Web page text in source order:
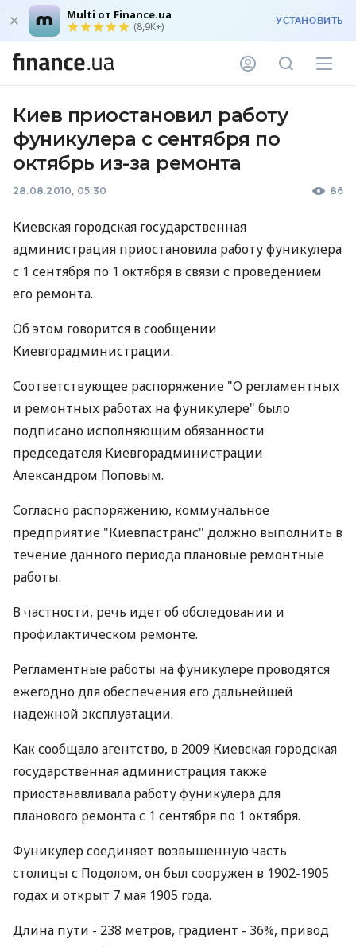
Multi от Finance.ua
(8,9K+) УСТАНОВИТЬ
Киев приостановил работу
фуникулера с сентября по
октябрь из-за ремонта
28.08.2010, 05:30 86
Киевская городская государственная
администрация приостановила работу фуникулера
с 1 сентября по 1 октября в связи с проведением
его ремонта.
Об этом говорится в сообщении
Киевгорадминистрации.
Соответствующее распоряжение "О регламентных
и ремонтных работах на фуникулере" было
подписано исполняющим обязанности
председателя Киевгорадминистрации
Александром Поповым.
Согласно распоряжению, коммунальное
предприятие "Киевпастранс" должно выполнить в
течение данного периода плановые ремонтные
работы.
В частности, речь идет об обследовании и
профилактическом ремонте.
Регламентные работы на фуникулере проводятся
ежегодно для обеспечения его дальнейшей
надежной эксплуатации.
Как сообщало агентство, в 2009 Киевская городская
государственная администрация также
приостанавливала работу фуникулера для
планового ремонта с 1 сентября по 1 октября.
Фуникулер соединяет возвышенную часть
столицы с Подолом, он был сооружен в 1902-1905
годах и открыт 7 мая 1905 года.
Длина пути - 238 метров, градиент - 36%, привод